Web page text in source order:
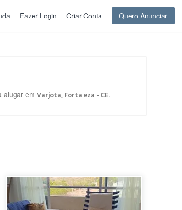
Fazer Login Criar Conta Quero Anunciar
alugar em Varjota, Fortaleza - CE.